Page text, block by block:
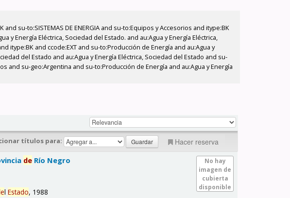
su-to:SISTEMAS DE ENERGIA and su-to:Equipos y Accesorios and itype:BK
y Energía Eléctrica, Sociedad del Estado. and au:Agua y Energía Eléctrica,
itype:BK and ccode:EXT and su-to:Producción de Energía and au:Agua y
del Estado and au:Agua y Energía Eléctrica, Sociedad del Estado and su-
and su-geo:Argentina and su-to:Producción de Energía and au:Agua y Energía
títulos para: Hacer reserva
No hay
imagen de
cubierta
disponible
de Río Negro
lEstado, 1988